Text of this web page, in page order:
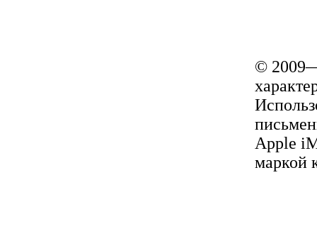
©
Apple
маркой